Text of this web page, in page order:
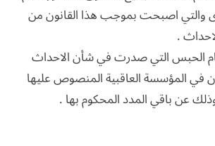
والتي اصبحت بموجب هذا القانون من
.
الحبس التي صدرت في شأن الاحداث
في المؤسسة العاقبية المنصوص عليها
عن باقي المدد المحكوم بها .